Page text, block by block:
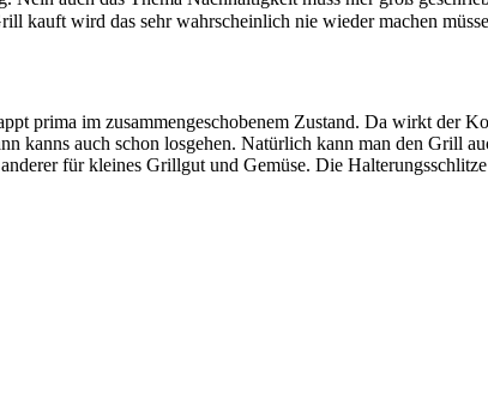
kauft wird das sehr wahrscheinlich nie wieder machen
prima im zusammengeschobenem Zustand. Da wirkt der
kanns auch schon losgehen. Natürlich kann man den Grill
für kleines Grillgut und Gemüse. Die